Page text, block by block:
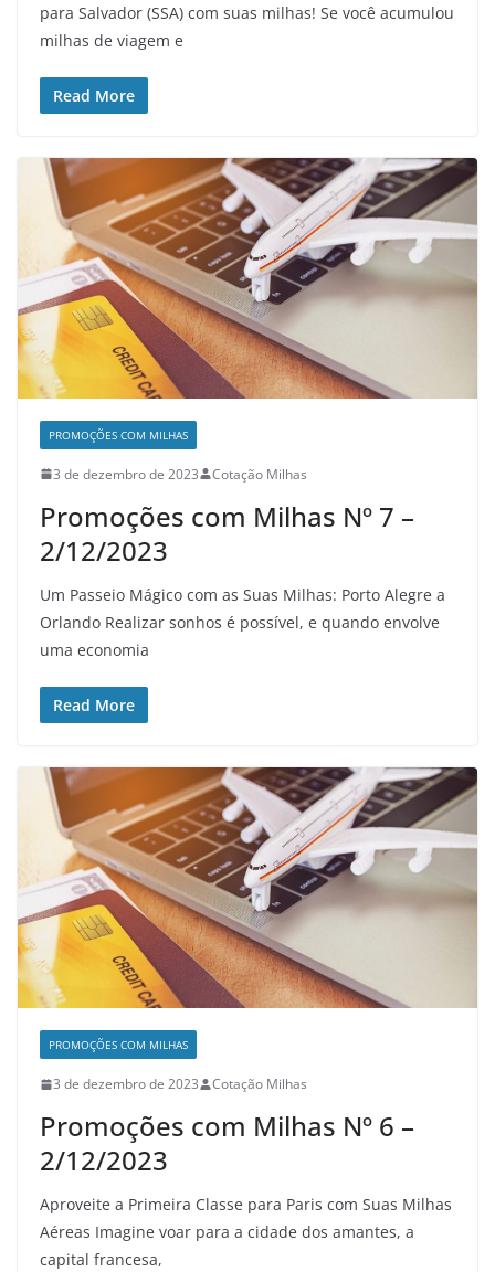
para Salvador (SSA) com suas milhas! Se você acumulou
milhas de viagem e
Read More
PROMOÇÕES COM MILHAS
3 de dezembro de 2023 Cotação Milhas
Promoções com Milhas Nº 7 –
2/12/2023
Um Passeio Mágico com as Suas Milhas: Porto Alegre a
Orlando Realizar sonhos é possível, e quando envolve
uma economia
Read More
PROMOÇÕES COM MILHAS
3 de dezembro de 2023 Cotação Milhas
Promoções com Milhas Nº 6 –
2/12/2023
Aproveite a Primeira Classe para Paris com Suas Milhas
Aéreas Imagine voar para a cidade dos amantes, a
capital francesa,